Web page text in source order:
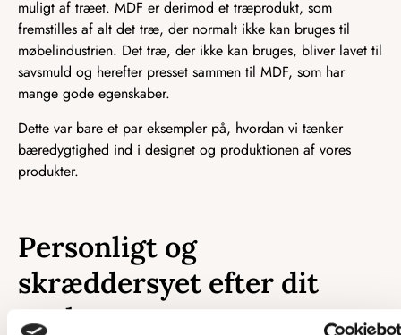
muligt af træet. MDF er derimod et træprodukt, som
fremstilles af alt det træ, der normalt ikke kan bruges til
møbelindustrien. Det træ, der ikke kan bruges, bliver lavet til
savsmuld og herefter presset sammen til MDF, som har
mange gode egenskaber.
Dette var bare et par eksempler på, hvordan vi tænker
bæredygtighed ind i designet og produktionen af vores
produkter.
Personligt og
skræddersyet efter dit
ønske